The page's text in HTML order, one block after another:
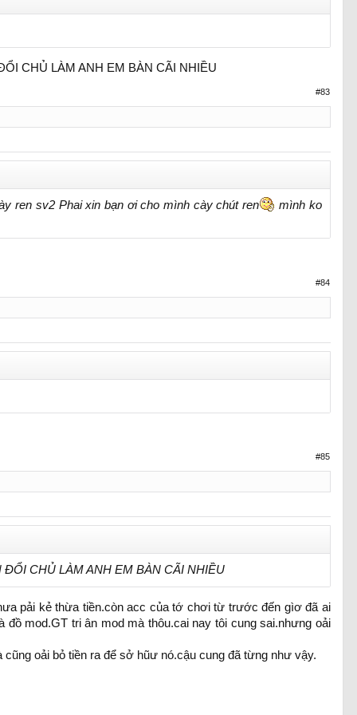
CHỦ LÀM ANH EM BÀN CÃI NHIỀU
#83
ren sv2 Phai xin bạn ơi cho mình cày chút ren
mình ko
#84
#85
CHỦ LÀM ANH EM BÀN CÃI NHIỀU
pải kẻ thừa tiền.còn acc của tớ chơi từ trước đến gìơ đã ai
mod.GT tri ân mod mà thôu.cai nay tôi cung sai.nhưng oải
oải bỏ tiền ra để sở hũư nó.cậu cung đã từng như vậy.